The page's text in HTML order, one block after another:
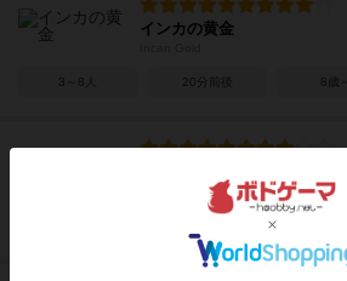
インカの黄金
3～8人 20分前後 8歳～
Symphony No.9